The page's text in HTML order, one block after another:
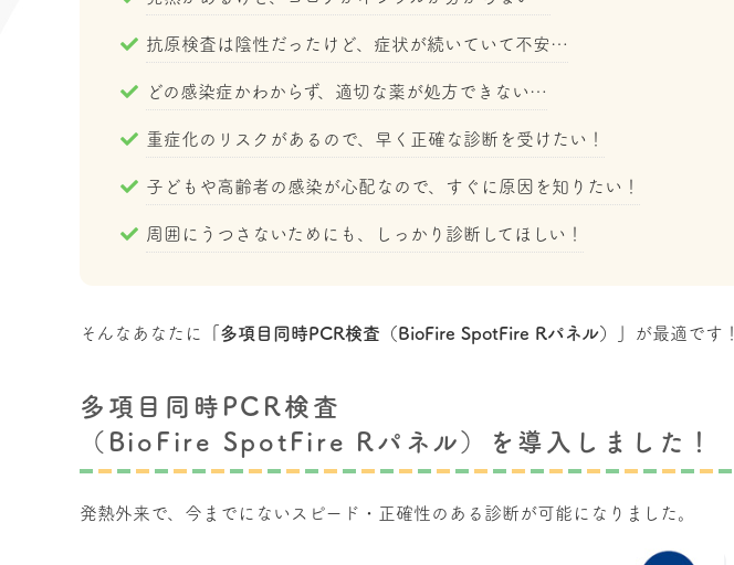
抗原検査は陰性だったけど、症状が続いていて不安…
どの感染症かわからず、適切な薬が処方できない…
重症化のリスクがあるので、早く正確な診断を受けたい！
子どもや高齢者の感染が心配なので、すぐに原因を知りたい！
周囲にうつさないためにも、しっかり診断してほしい！
そんなあなたに 「多項目同時PCR検査（BioFire SpotFire Rパネル）」 が最適です！
多項目同時PCR検査
（BioFire SpotFire Rパネル）を導入しました！
発熱外来で、今までにないスピード・正確性のある診断が可能になりました。